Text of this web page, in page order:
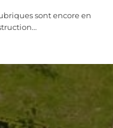
sont encore en